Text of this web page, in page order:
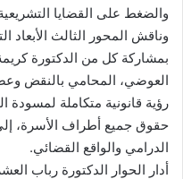
والضغط على القضايا
وناقش المحور الثالث الأبعاد
بمشاركة كل من الدكتورة
العوضي، المحامي بالنقض
رؤية قانونية متكاملة لمسودة
حقوق جميع أطراف الأسرة،
الدرامي والواقع القضائي.
أدار الحوار الدكتورة رباب